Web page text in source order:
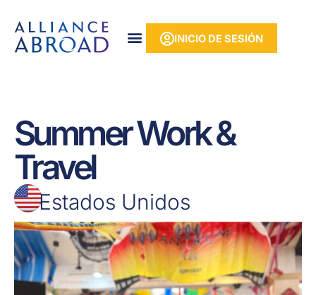
contenido
INICIO DE SESIÓN
Summer Work &
Travel
Estados Unidos